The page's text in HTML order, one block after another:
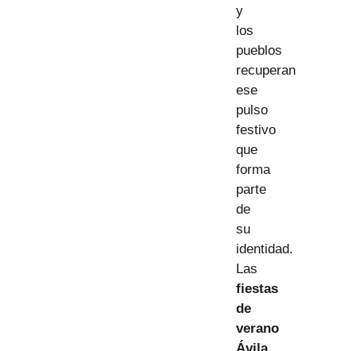
y
los
pueblos
recuperan
ese
pulso
festivo
que
forma
parte
de
su
identidad.
Las
fiestas
de
verano
Ávila